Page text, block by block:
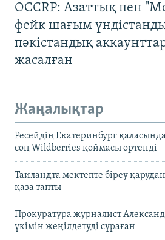
OCCRP: Азаттық пен
фейк шағым
пәкістандық
жасалған
Жаңалықтар
Ресейдің Екатеринбург
соң Wildberries қоймасы өртенді
Таиландта мектепте біреу
қаза тапты
Прокуратура журналист
үкімін жеңілдетуді сұраған